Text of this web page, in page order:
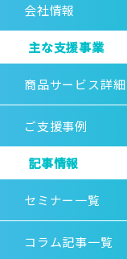
会社情報
主な支援事業
商品サービス詳細
ご支援事例
記事情報
セミナー一覧
コラム記事一覧